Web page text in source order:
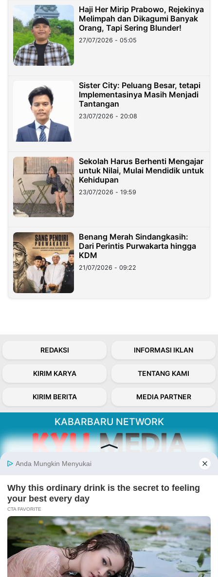
Haji Her Mirip Prabowo, Rejekinya
Melimpah dan Dikagumi Banyak
Orang, Tapi Sering Blunder!
27/07/2026 - 05:05
Sister City: Peluang Besar, tetapi
Implementasinya Masih Menjadi
Tantangan
23/07/2026 - 20:08
Sekolah Harus Berhenti Mengajar
untuk Nilai, Mulai Mendidik untuk
Kehidupan
23/07/2026 - 19:59
Benang Merah Sindangkasih:
Dari Perintis Purwakarta hingga
KDM
21/07/2026 - 09:22
REDAKSI INFORMASI IKLAN
KIRIM KARYA TENTANG KAMI
KIRIM BERITA MEDIA PARTNER
KABARBARU NETWORK
Kabarbaru.co menyajikan berita aktual dan
inspiratif dari sudut pandang berbaik sangka
Follow Kabarbaru